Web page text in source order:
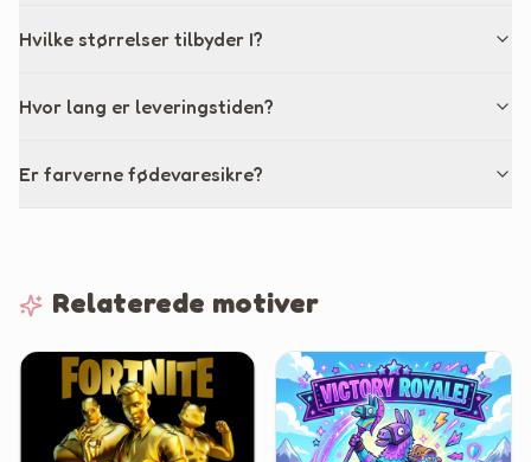
Hvilke størrelser tilbyder I?
Hvor lang er leveringstiden?
Er farverne fødevaresikre?
Relaterede motiver